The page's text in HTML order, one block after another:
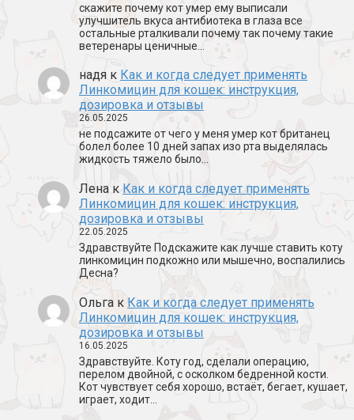
скажите почему кот умер ему выписали
улучшитель вкуса антибиотека в глаза все
остальные рталкивали почему так почему такие
ветеренары ценичные…
надя к Как и когда следует применять
Линкомицин для кошек: инструкция,
дозировка и отзывы
26.05.2025
не подсажите от чего у меня умер кот британец
болел более 10 дней запах изо рта выделялась
жидкость тяжело было…
Лена к Как и когда следует применять
Линкомицин для кошек: инструкция,
дозировка и отзывы
22.05.2025
Здравствуйте Подскажите как лучше ставить коту
линкомицин подкожно или мышечно, воспалились
Десна?
Ольга к Как и когда следует применять
Линкомицин для кошек: инструкция,
дозировка и отзывы
16.05.2025
Здравствуйте. Коту год, сделали операцию,
перелом двойной, с осколком бедренной кости.
Кот чувствует себя хорошо, встаёт, бегает, кушает,
играет, ходит…